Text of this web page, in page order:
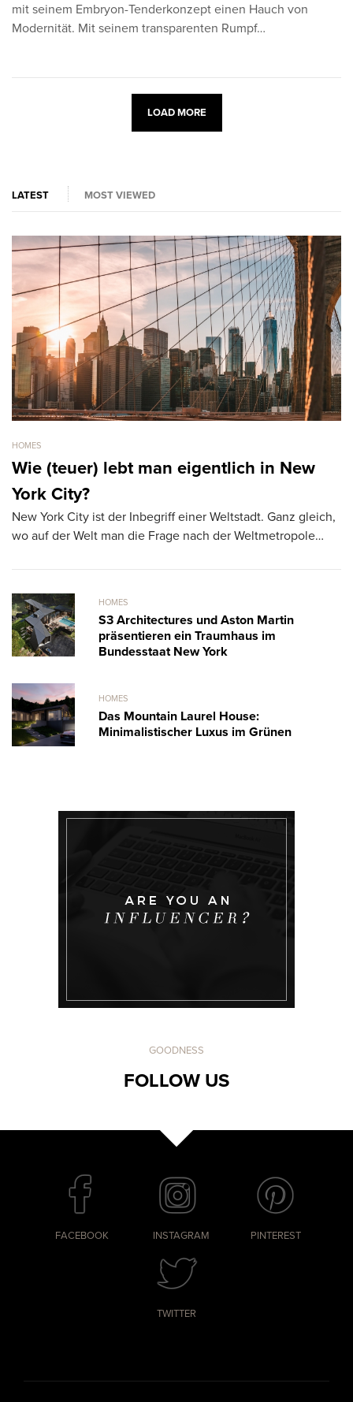
mit seinem Embryon-Tenderkonzept einen Hauch von
Modernität. Mit seinem transparenten Rumpf…
LOAD MORE
LATEST MOST VIEWED
HOMES
Wie (teuer) lebt man eigentlich in New
York City?
New York City ist der Inbegriff einer Weltstadt. Ganz gleich,
wo auf der Welt man die Frage nach der Weltmetropole…
HOMES
S3 Architectures und Aston Martin
präsentieren ein Traumhaus im
Bundesstaat New York
HOMES
Das Mountain Laurel House:
Minimalistischer Luxus im Grünen
GOODNESS
FOLLOW US
FACEBOOK INSTAGRAM PINTEREST
TWITTER